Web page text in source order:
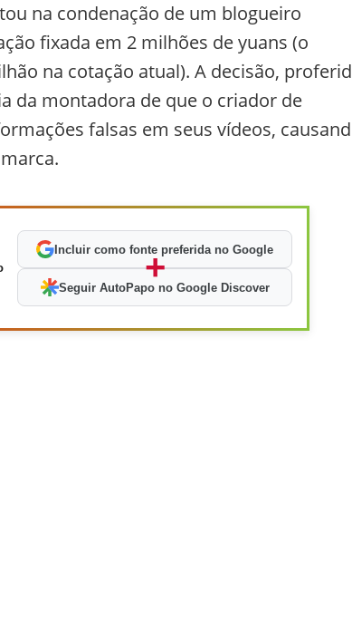
na condenação de um blogueiro
fixada em 2 milhões de yuans (o
na cotação atual). A decisão,
da montadora de que o criador de
falsas em seus vídeos,
Incluir como fonte preferida no Google
+
Seguir AutoPapo no Google Discover